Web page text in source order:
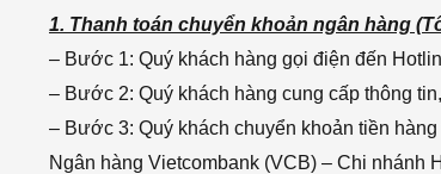
1. Thanh toán chuyển khoản ngân hàng
– Bước 1: Quý khách hàng gọi điện đến
– Bước 2: Quý khách hàng cung cấp thông
– Bước 3: Quý khách chuyển khoản tiền
Ngân hàng Vietcombank (VCB) – Chi nhánh